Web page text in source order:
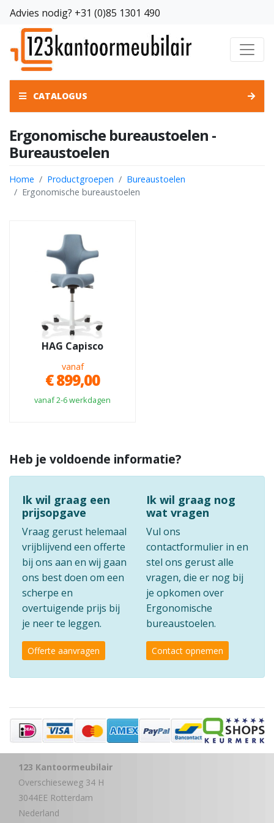
Advies nodig? +31 (0)85 1301 490
CATALOGUS
Ergonomische bureaustoelen -
Bureaustoelen
Home Productgroepen
Bureaustoelen
Ergonomische bureaustoelen
HAG Capisco
vanaf
€ 899,00
vanaf 2-6 werkdagen
Heb je voldoende informatie?
Ik wil graag een
prijsopgave
Vraag gerust helemaal
vrijblijvend een offerte
bij ons aan en wij gaan
ons best doen om een
scherpe en
overtuigende prijs bij
je neer te leggen.
Offerte aanvragen
Ik wil graag nog
wat vragen
Vul ons
contactformulier in en
stel ons gerust alle
vragen, die er nog bij
je opkomen over
Ergonomische
bureaustoelen.
Contact opnemen
123 Kantoormeubilair
Overschieseweg 34 H
3044EE Rotterdam
Nederland